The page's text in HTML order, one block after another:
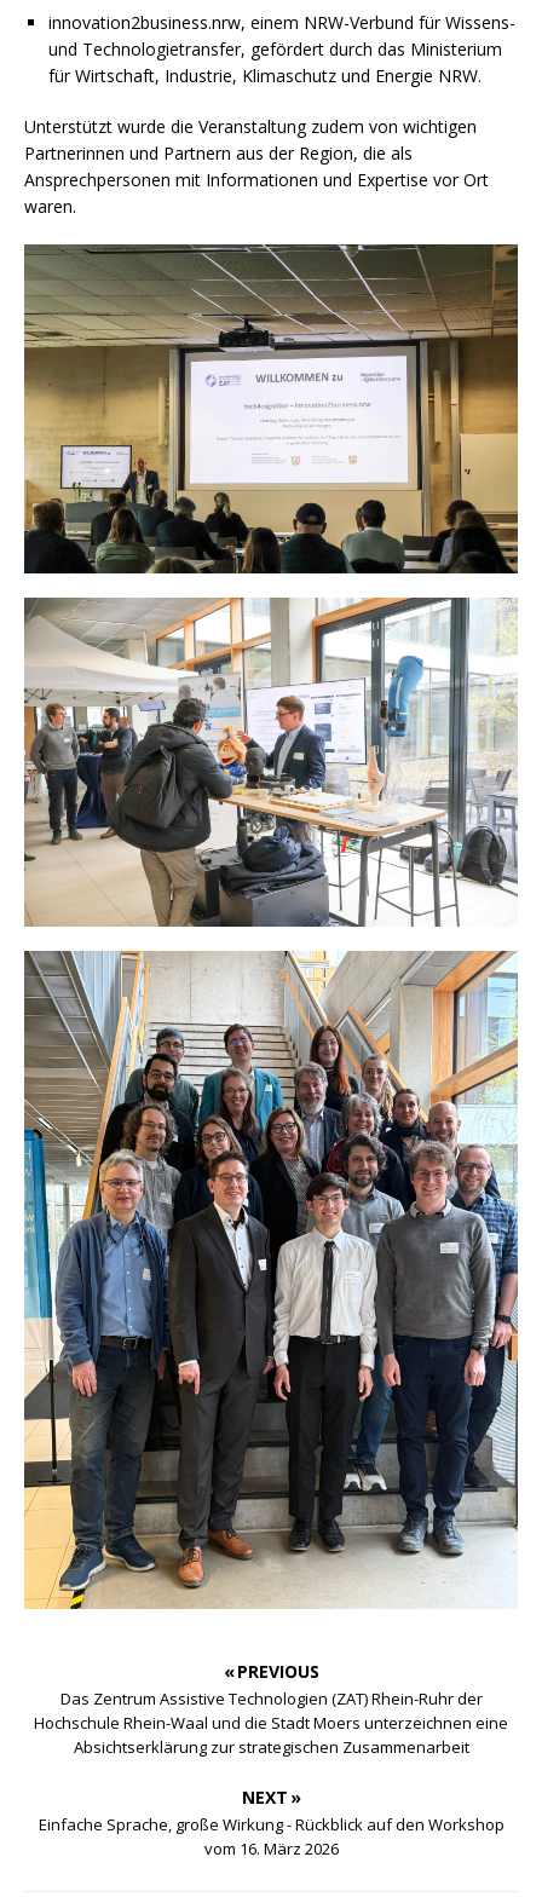
innovation2business.nrw, einem NRW-Verbund für Wissens-
und Technologietransfer, gefördert durch das Ministerium
für Wirtschaft, Industrie, Klimaschutz und Energie NRW.
Unterstützt wurde die Veranstaltung zudem von wichtigen
Partnerinnen und Partnern aus der Region, die als
Ansprechpersonen mit Informationen und Expertise vor Ort
waren.
« PREVIOUS
Das Zentrum Assistive Technologien (ZAT) Rhein-Ruhr der
Hochschule Rhein-Waal und die Stadt Moers unterzeichnen eine
Absichtserklärung zur strategischen Zusammenarbeit
NEXT »
Einfache Sprache, große Wirkung - Rückblick auf den Workshop
vom 16. März 2026